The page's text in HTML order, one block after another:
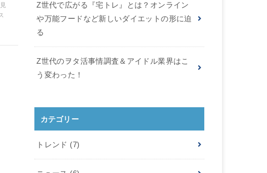
Z世代で広がる『宅トレ』とは？オンライン
や万能フードなど新しいダイエットの形に迫
る
Z世代のヲタ活事情調査＆アイドル業界はこ
う変わった！
カテゴリー
トレンド (7)